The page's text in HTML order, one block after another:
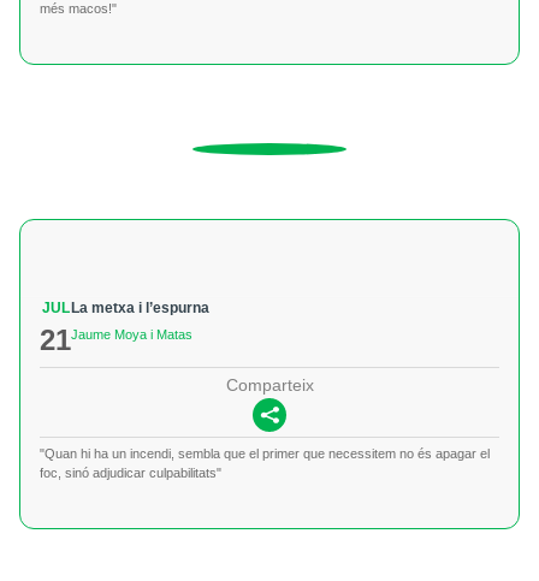
més macos!"
JUL
21
La metxa i l’espurna
Jaume Moya i Matas
Comparteix
"Quan hi ha un incendi, sembla que el primer que necessitem no és apagar el
foc, sinó adjudicar culpabilitats"